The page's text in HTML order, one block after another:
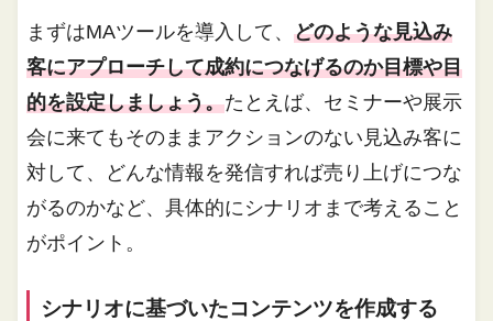
まずはMAツールを導入して、どのような見込み
客にアプローチして成約につなげるのか目標や目
的を設定しましょう。たとえば、セミナーや展示
会に来てもそのままアクションのない見込み客に
対して、どんな情報を発信すれば売り上げにつな
がるのかなど、具体的にシナリオまで考えること
がポイント。
シナリオに基づいたコンテンツを作成する